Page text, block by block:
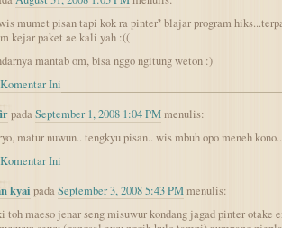
mumet pisan tapi kok ra pinter² blajar program
kejar paket ae kali yah :((
mantab om, bisa nggo ngitung weton :)
Ini
padaSeptember 1, 2008 1:04 PMmenulis:
matur nuwun.. tengkyu pisan.. wis mbuh opo meneh
Ini
kyai padaSeptember 3, 2008 5:43 PMmenulis:
toh maeso jenar seng misuwur kondang jagad pinter otake